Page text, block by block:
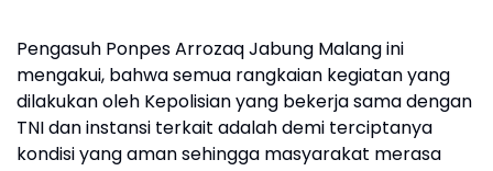
Pengasuh Ponpes Arrozaq Jabung Malang ini
mengakui, bahwa semua rangkaian kegiatan yang
dilakukan oleh Kepolisian yang bekerja sama dengan
TNI dan instansi terkait adalah demi terciptanya
kondisi yang aman sehingga masyarakat merasa